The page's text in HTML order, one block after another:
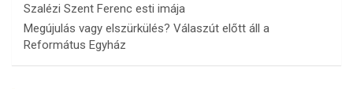
Szalézi Szent Ferenc esti imája
Megújulás vagy elszürkülés? Válaszút előtt áll a
Református Egyház